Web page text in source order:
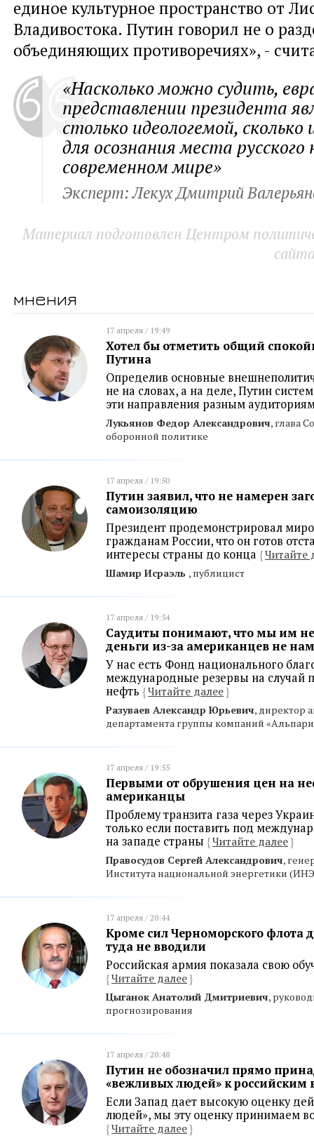
единое культурное пространство от
Владивостока. Путин говорил не о
объединяющих противоречиях», -
«Насколько можно судить,
представлении президента
столько идеологемой,
для осознания места русского
современном мире»
Эксперт: Лекух Дмитрий
Материал подготовлен Центром
мнения
17 апреля / 19:49
Хотел бы отметить общий
Путина
Определив основные
не на словах, а на деле, Путин
эти направления разным
Лукьянов Федор Александрович, глава
оборонной политике
17 апреля / 19:50
Путин заявил, что не намерен
самоизоляцию
Президент продемонстрировал
гражданам России, что он готов
интересы страны до конца {Читайте
Шамир Исраэль , публицист
17 апреля / 19:54
Саудиты понимают, что мы им не
деньги из-за американцев не
У нас есть Фонд национального
международные резервы на случай
нефть {Читайте далее}
Разуваев Александр Юрьевич, директор
департамента группы компаний
17 апреля / 19:55
Первыми от обрушения цен на
американцы
Проблему транзита газа через
только если поставить под
на западе страны {Читайте далее}
Правосудов Сергей Александрович,
Института национальной энергетики
17 апреля / 20:44
Кроме сил Черноморского флота
туда не вводили
Российская армия показала свою
{Читайте далее}
Цыганок Анатолий Дмитриевич,
прогнозирования
17 апреля / 20:48
Путин не обозначил прямо
«вежливых людей» к
Если Запад дает высокую оценку
людей», мы эту оценку принимаем
{Читайте далее}